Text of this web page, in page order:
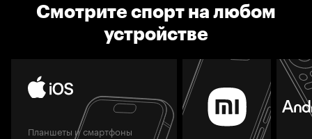
Смотрите спорт на любом
устройстве
Планшеты и смартфоны